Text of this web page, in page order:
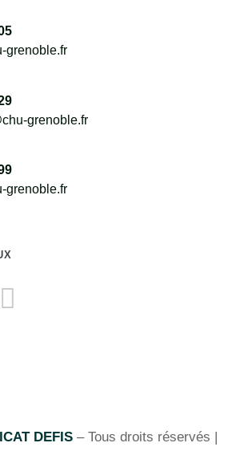
grenoble.fr
grenoble.fr
grenoble.fr
DEFIS – Tous droits réservés |